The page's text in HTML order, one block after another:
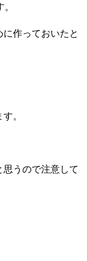
作っておいたと
。
うので注意して